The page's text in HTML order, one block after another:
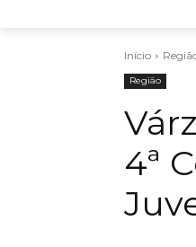
Início
Região
4ª